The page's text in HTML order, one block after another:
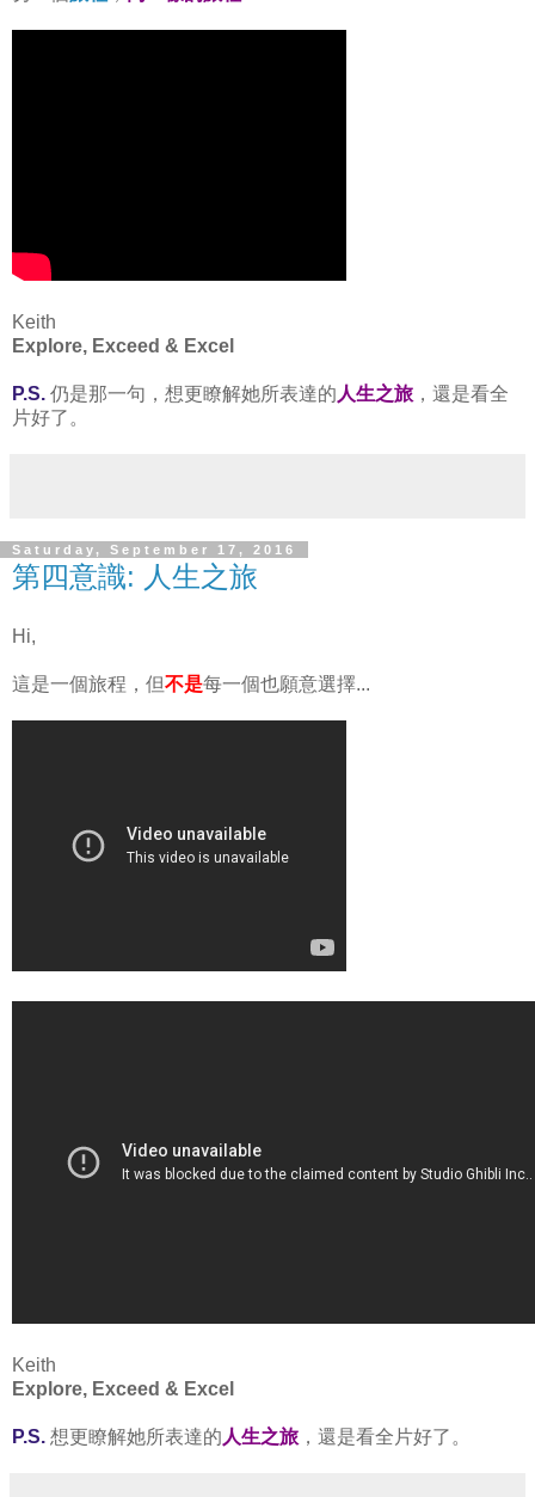
Keith
Explore, Exceed & Excel
P.S. 仍是那一句，想更瞭解她所表達的 人生之旅 ，還是看全
片好了。
Saturday, September 17, 2016
第四意識: 人生之旅
Hi,
這是一個旅程，但不是每一個也願意選擇...
Keith
Explore, Exceed & Excel
P.S. 想更瞭解她所表達的 人生之旅 ，還是看全片好了。